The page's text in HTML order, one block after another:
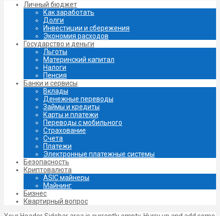
Личный бюджет
Как заработать
Долги
Инвестиции и сбережения
Экономия расходов
Государство и деньги
Льготы
Материнский капитал
Налоги
Пенсия
Банки и сервисы
Вклады
Денежные переводы
Займы и кредиты
Карты и платежи
Переводы с мобильного
Страхование
Счета
Платежи
Электронные платежные системы
Безопасность
Криптовалюта
ASIC майнеры
Майнинг
Бизнес
Квартирный вопрос